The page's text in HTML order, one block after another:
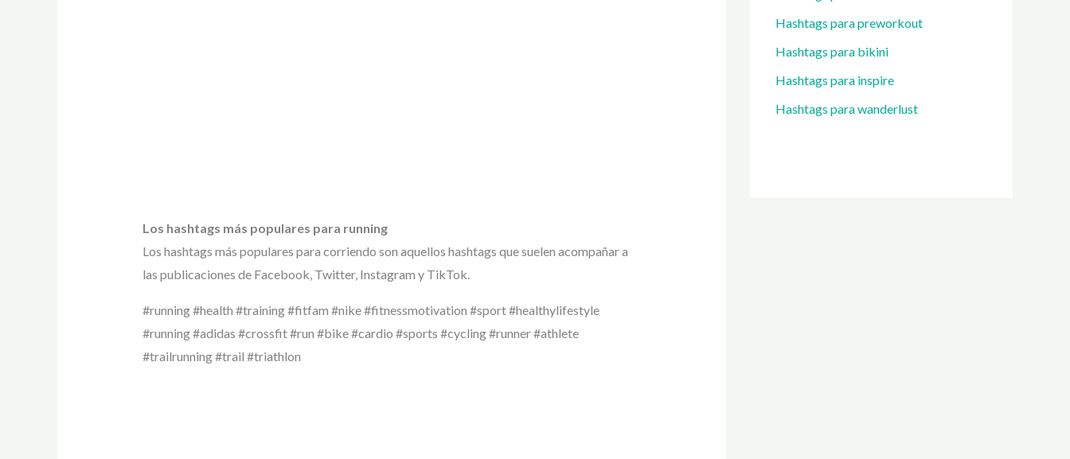
Los hashtags más populares para running
Los hashtags más populares para corriendo son aquellos hashtags que suelen acompañar a
las publicaciones de Facebook, Twitter, Instagram y TikTok.
#running #health #training #fitfam #nike #fitnessmotivation #sport #healthylifestyle
#running #adidas #crossfit #run #bike #cardio #sports #cycling #runner #athlete
#trailrunning #trail #triathlon
Hashtags para preworkout
Hashtags para bikini
Hashtags para inspire
Hashtags para wanderlust